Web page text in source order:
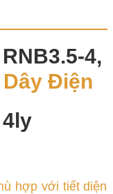
RNB3.5-4,
Dây Điện
hợp với tiết diện